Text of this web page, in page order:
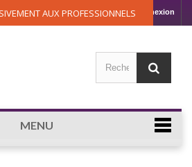
Connexion
AUX PROFESSIONNELS
MENU